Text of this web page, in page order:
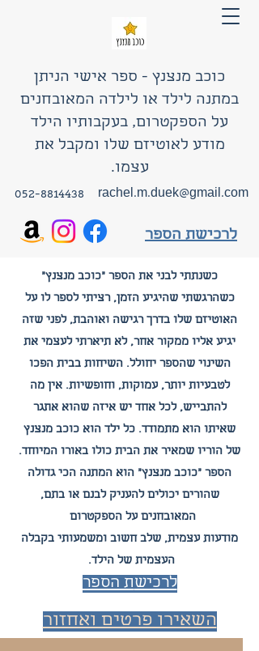
052-8814438 rachel.m.duek@gmail.com
לרכישת הספר
כוכב מנצנץ - ספר אישי הניתן
במתנה לילד או לילדה המאובחנים
על הספקטרום, בעקבותיו הילד
מודע לאוטיזם שלו ומקבל את
עצמו.
כשנתתי לבני את הספר "כוכב מנצנץ"
כשהרגשתי שהיגיע הזמן, רציתי לספר לו על
האוטיזם שלו בדרך רגישה ואוהבת, לפני שזה
יגיע אליו ממקור אחר, לא תיארתי לעצמי את
השינוי שהספריחולל. השיחות בבית הפכו
לטבעיות יותר, עמוקות, וחופשיות. אין מה
להתבייש, לכל אחד יש איזה שהוא אתגר
שאיתו הוא מתמודד. כל ילד הוא כוכב מנצנץ
של הוריו שמאיר את הבית כולו באורו המיוחד.
הספר "כוכב מנצנץ" הוא המתנה הכי גדולה
שהורים יכולים להעניק לבנם או בתם,
המאובחנים על הספקטרום
מודעות עצמית, שלב חשוב ומשמעותי בקבלה
העצמית של הילד.
לרכישת הספר
השאירו פרטים ואחזור